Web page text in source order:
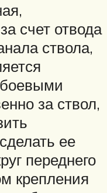
счет отвода
ствола,
за ствол,
ее
переднего
крепления